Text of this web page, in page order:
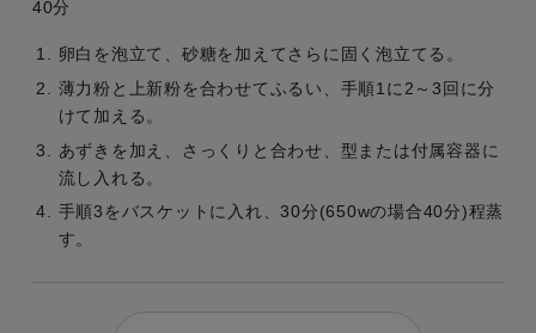
40分
卵白を泡立て、砂糖を加えてさらに固く泡立てる。
薄力粉と上新粉を合わせてふるい、手順1に2～3回に分
けて加える。
あずきを加え、さっくりと合わせ、型または付属容器に
流し入れる。
手順3をバスケットに入れ、30分(650wの場合40分)程蒸
す。